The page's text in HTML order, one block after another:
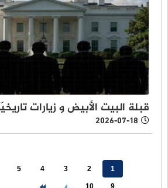
قبلة البيت الأبيض و زيارات
2026-07-18
1
2
3
4
5
9
10